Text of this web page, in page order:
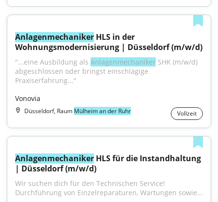
Anlagenmechaniker HLS in der
Wohnungsmodernisierung | Düsseldorf (m/w/d)
"...eine Ausbildung als Anlagenmechaniker SHK (m/w/d)
abgeschlossen oder bringst einschlägige
Praxiserfahrung..."
Vonovia
Düsseldorf, Raum Mülheim an der Ruhr Vollzeit
Anlagenmechaniker HLS für die Instandhaltung
| Düsseldorf (m/w/d)
Wir suchen dich für den Technischen Service!
Durchführung von Einzelreparaturen, Wartungen sowie...